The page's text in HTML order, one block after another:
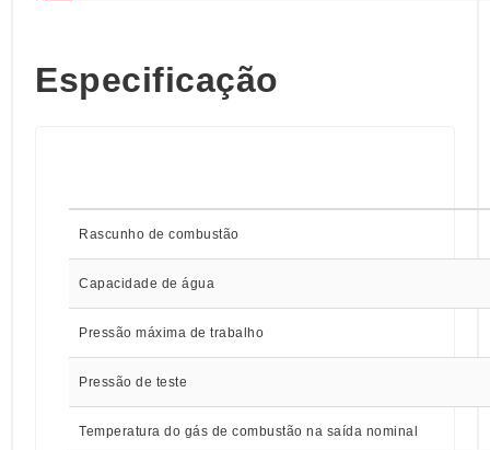
Especificação
Rascunho de combustão
Capacidade de água
Pressão máxima de trabalho
Pressão de teste
Temperatura do gás de combustão na saída nominal